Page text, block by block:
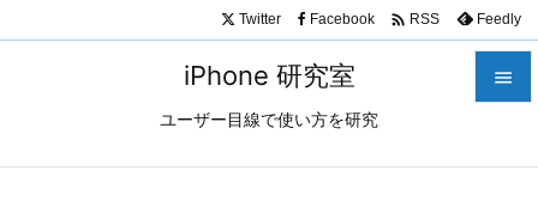
iPhone 研究室
ユーザー目線で使い方を研究

Twitter Facebook  RSS Feedly